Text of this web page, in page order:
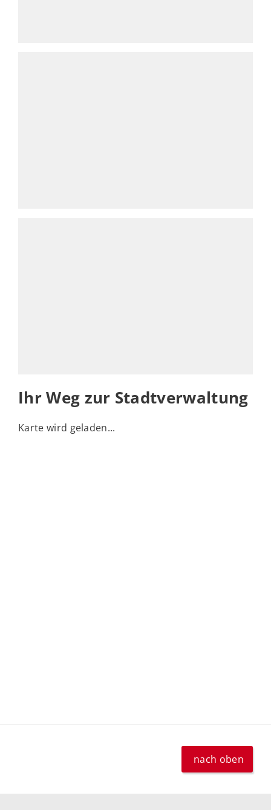
Ihr Weg zur Stadtverwaltung
Karte wird geladen...
nach oben